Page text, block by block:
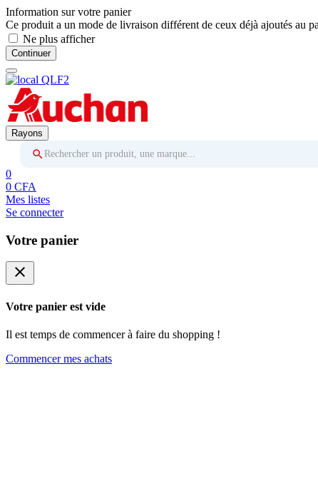
Information sur votre panier
Ce produit a un mode de livraison différent de ceux déjà ajoutés au
Ne plus afficher
Continuer
Rayons
Rechercher un produit, une marque...
0
0 CFA
Mes listes
Se connecter
Votre panier
close
Votre panier est vide
Il est temps de commencer à faire du shopping !
Commencer mes achats